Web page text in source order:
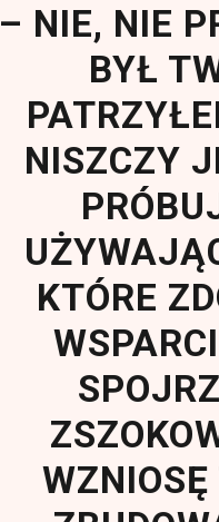
– NIE, NIE
BYŁ
NISZCZY
KTÓRE